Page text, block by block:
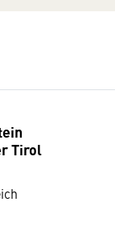
Tirol